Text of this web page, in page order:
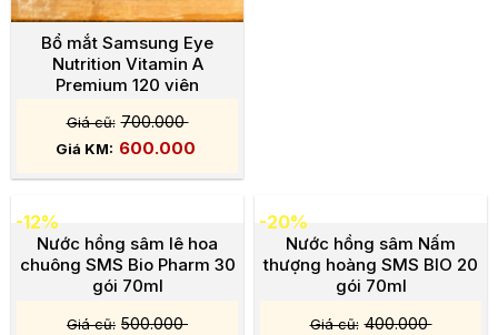
Bổ mắt Samsung Eye
Nutrition Vitamin A
Premium 120 viên
700.000
600.000
-12%
Nước hồng sâm lê hoa
chuông SMS Bio Pharm 30
gói 70ml
500.000
-20%
Nước hồng sâm Nấm
thượng hoàng SMS BIO 20
gói 70ml
400.000